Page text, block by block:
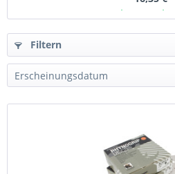
Ab Lager
Filtern